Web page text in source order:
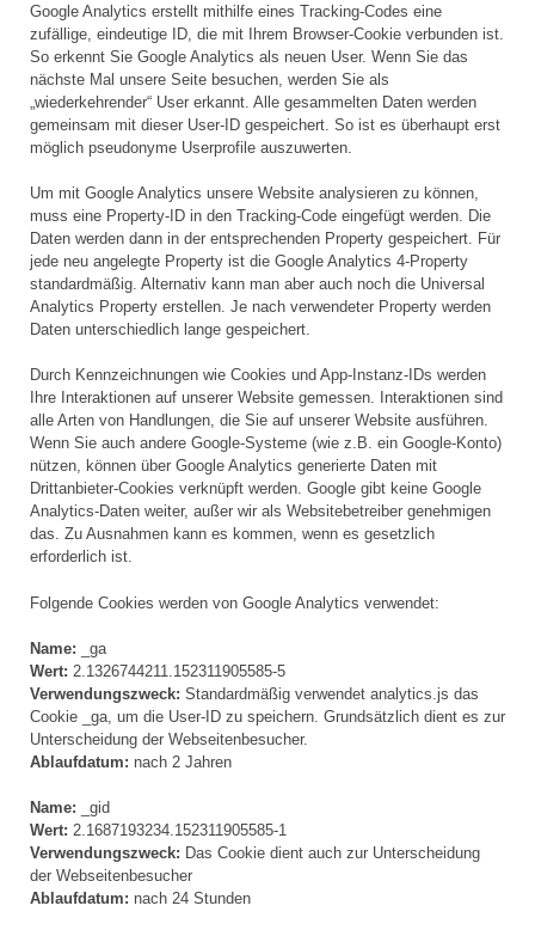
Google Analytics erstellt mithilfe eines Tracking-Codes eine
zufällige, eindeutige ID, die mit Ihrem Browser-Cookie verbunden ist.
So erkennt Sie Google Analytics als neuen User. Wenn Sie das
nächste Mal unsere Seite besuchen, werden Sie als
„wiederkehrender“ User erkannt. Alle gesammelten Daten werden
gemeinsam mit dieser User-ID gespeichert. So ist es überhaupt erst
möglich pseudonyme Userprofile auszuwerten.
Um mit Google Analytics unsere Website analysieren zu können,
muss eine Property-ID in den Tracking-Code eingefügt werden. Die
Daten werden dann in der entsprechenden Property gespeichert. Für
jede neu angelegte Property ist die Google Analytics 4-Property
standardmäßig. Alternativ kann man aber auch noch die Universal
Analytics Property erstellen. Je nach verwendeter Property werden
Daten unterschiedlich lange gespeichert.
Durch Kennzeichnungen wie Cookies und App-Instanz-IDs werden
Ihre Interaktionen auf unserer Website gemessen. Interaktionen sind
alle Arten von Handlungen, die Sie auf unserer Website ausführen.
Wenn Sie auch andere Google-Systeme (wie z.B. ein Google-Konto)
nützen, können über Google Analytics generierte Daten mit
Drittanbieter-Cookies verknüpft werden. Google gibt keine Google
Analytics-Daten weiter, außer wir als Websitebetreiber genehmigen
das. Zu Ausnahmen kann es kommen, wenn es gesetzlich
erforderlich ist.
Folgende Cookies werden von Google Analytics verwendet:
Name: _ga
Wert: 2.1326744211.152311905585-5
Verwendungszweck: Standardmäßig verwendet analytics.js das
Cookie _ga, um die User-ID zu speichern. Grundsätzlich dient es zur
Unterscheidung der Webseitenbesucher.
Ablaufdatum: nach 2 Jahren
Name: _gid
Wert: 2.1687193234.152311905585-1
Verwendungszweck: Das Cookie dient auch zur Unterscheidung
der Webseitenbesucher
Ablaufdatum: nach 24 Stunden